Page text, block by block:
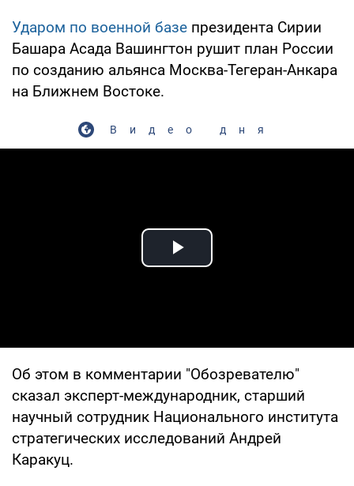
Ударом по военной базе президента Сирии
Башара Асада Вашингтон рушит план России
по созданию альянса Москва-Тегеран-Анкара
на Ближнем Востоке.
Видео дня
Play Video
Об этом в комментарии "Обозревателю"
сказал эксперт-международник, старший
научный сотрудник Национального института
стратегических исследований Андрей
Каракуц.